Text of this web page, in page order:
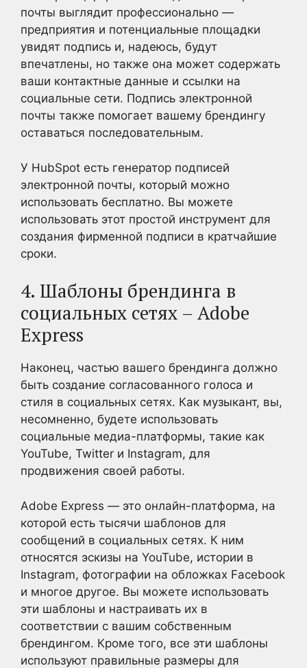
почты выглядит профессионально —
предприятия и потенциальные площадки
увидят подпись и, надеюсь, будут
впечатлены, но также она может содержать
ваши контактные данные и ссылки на
социальные сети. Подпись электронной
почты также помогает вашему брендингу
оставаться последовательным.
У HubSpot есть генератор подписей
электронной почты, который можно
использовать бесплатно. Вы можете
использовать этот простой инструмент для
создания фирменной подписи в кратчайшие
сроки.
4. Шаблоны брендинга в
социальных сетях – Adobe
Express
Наконец, частью вашего брендинга должно
быть создание согласованного голоса и
стиля в социальных сетях. Как музыкант, вы,
несомненно, будете использовать
социальные медиа-платформы, такие как
YouTube, Twitter и Instagram, для
продвижения своей работы.
Adobe Express — это онлайн-платформа, на
которой есть тысячи шаблонов для
сообщений в социальных сетях. К ним
относятся эскизы на YouTube, истории в
Instagram, фотографии на обложках Facebook
и многое другое. Вы можете использовать
эти шаблоны и настраивать их в
соответствии с вашим собственным
брендингом. Кроме того, все эти шаблоны
используют правильные размеры для